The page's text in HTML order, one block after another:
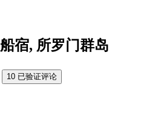
宿, 所罗门群岛
10 已验证评论